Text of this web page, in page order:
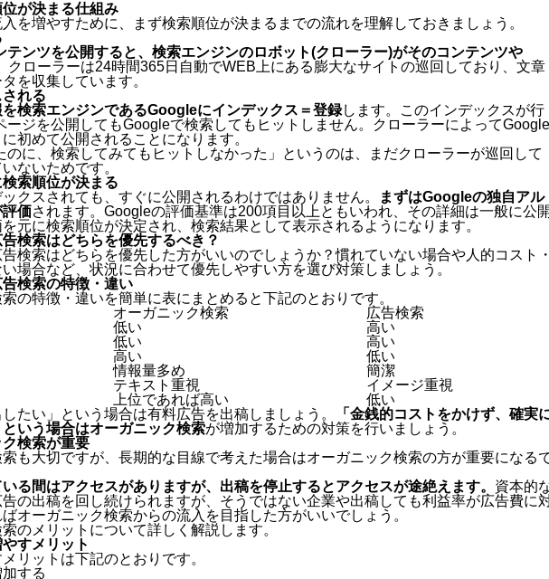
が決まる仕組み
を増やすために、まず検索順位が決まるまでの流れを理解しておきましょう。
テンツを公開すると、検索エンジンのロボット(クローラー)がそのコンテンツや
クローラーは24時間365日自動でWEB上にある膨大なサイトの巡回しており、文章
を収集しています。
れる
検索エンジンであるGoogleにインデックス＝登録します。このインデックスが行
ージを公開してもGoogleで検索してもヒットしません。クローラーによってGoogle
初めて公開されることになります。
のに、検索してみてもヒットしなかった」というのは、まだクローラーが巡回して
ないためです。
索順位が決まる
クスされても、すぐに公開されるわけではありません。
まずはGoogleの独自アル
価されます。Googleの評価基準は200項目以上ともいわれ、その詳細は一般に公
元に検索順位が決定され、検索結果として表示されるようになります。
検索はどちらを優先するべき？
検索はどちらを優先した方がいいのでしょうか？慣れていない場合や人的コスト
場合など、状況に合わせて優先しやすい方を選び対策しましょう。
検索の特徴・違い
の特徴・違いを簡単に表にまとめると下記のとおりです。
オーガニック検索
広告検索
低い
高い
低い
高い
高い
低い
情報量多め
簡潔
テキスト重視
イメージ重視
上位であれば高い
低い
たい」という場合は有料広告を出稿しましょう。
「金銭的コストをかけず、確実
いう場合はオーガニック検索が増加するための対策を行いましょう。
検索が重要
も大切ですが、長期的な目線で考えた場合はオーガニック検索の方が重要になる
る間はアクセスがありますが、出稿を停止するとアクセスが途絶えます。 資本的
の出稿を回し続けられますが、そうではない企業や出稿しても利益率が広告費に
オーガニック検索からの流入を目指した方がいいでしょう。
のメリットについて詳しく解説します。
すメリット
リットは下記のとおりです。
する